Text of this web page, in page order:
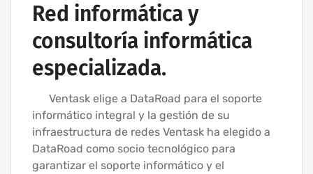
Red informática y
consultoría informática
especializada.
Ventask elige a DataRoad para el soporte
informático integral y la gestión de su
infraestructura de redes Ventask ha elegido a
DataRoad como socio tecnológico para
garantizar el soporte informático y el